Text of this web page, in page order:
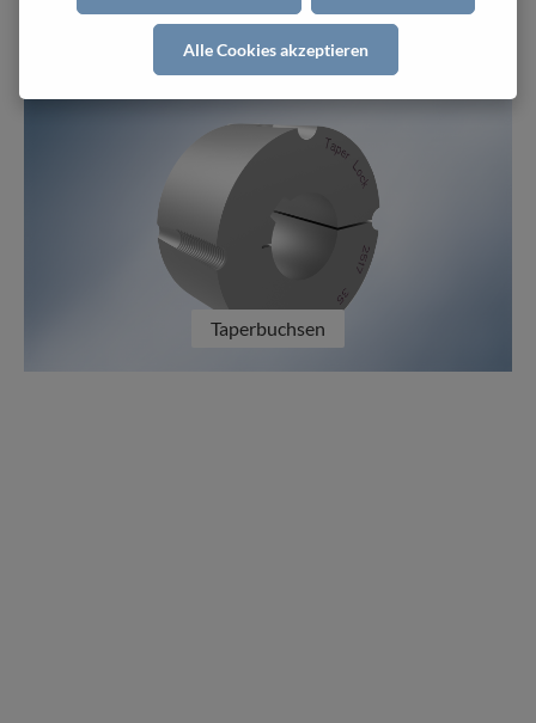
Klemmplatten
Taperbuchsen
Alle Cookies akzeptieren